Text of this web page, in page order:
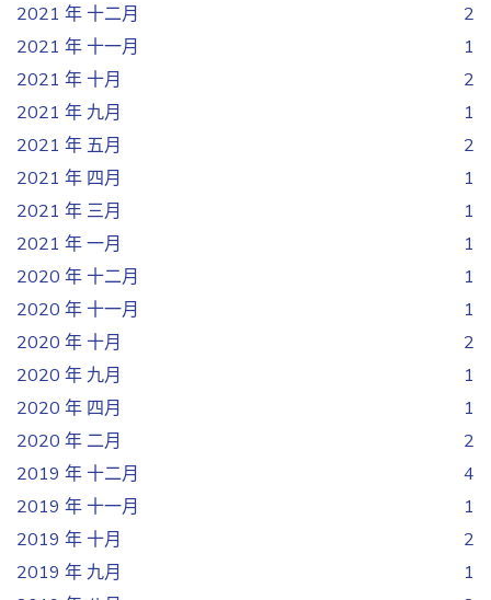
2021 年 十二月
2
2021 年 十一月
1
2021 年 十月
2
2021 年 九月
1
2021 年 五月
2
2021 年 四月
1
2021 年 三月
1
2021 年 一月
1
2020 年 十二月
1
2020 年 十一月
1
2020 年 十月
2
2020 年 九月
1
2020 年 四月
1
2020 年 二月
2
2019 年 十二月
4
2019 年 十一月
1
2019 年 十月
2
2019 年 九月
1